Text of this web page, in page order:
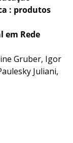
: produtos
em Rede
Gruber, Igor
Juliani,